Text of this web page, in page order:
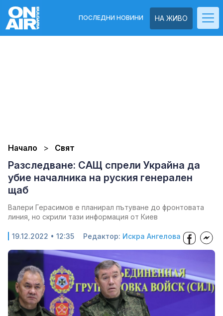
НА ЖИВО
ПОСЛЕДНИ НОВИНИ
Начало Свят
Разследване: САЩ спрели Украйна да
убие началника на руския генерален
щаб
Валери Герасимов е планирал пътуване до фронтовата
линия, но скрили тази информация от Киев
19.12.2022 • 12:35 Редактор: Искра Ангелова